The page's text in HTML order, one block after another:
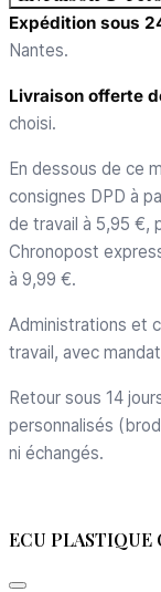
Expédition sous
Nantes.
Livraison offerte
choisi.
En dessous de ce
consignes DPD à
de travail à 5,95 €,
Chronopost
à 9,99 €.
Administrations et
travail, avec
Retour sous 14
personnalisés
ni échangés.
ECU PLASTIQUE